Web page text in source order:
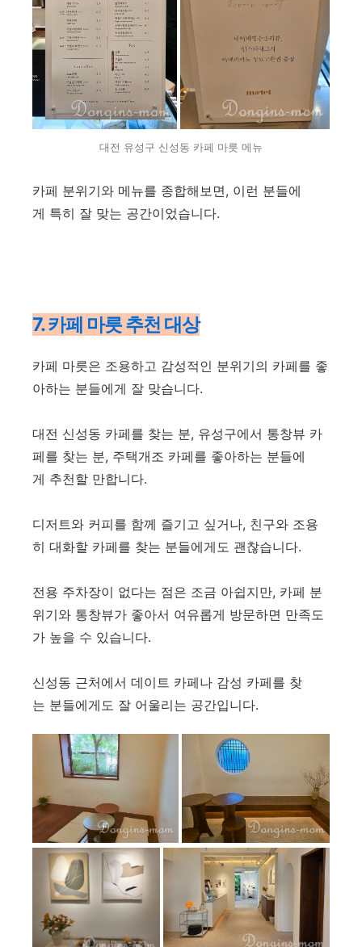
대전 유성구 신성동 카페 마릇 메뉴
카페 분위기와 메뉴를 종합해보면, 이런 분들에
게 특히 잘 맞는 공간이었습니다.
7. 카페 마릇 추천 대상
카페 마릇은 조용하고 감성적인 분위기의 카페를 좋
아하는 분들에게 잘 맞습니다.
대전 신성동 카페를 찾는 분, 유성구에서 통창뷰 카
페를 찾는 분, 주택개조 카페를 좋아하는 분들에
게 추천할 만합니다.
디저트와 커피를 함께 즐기고 싶거나, 친구와 조용
히 대화할 카페를 찾는 분들에게도 괜찮습니다.
전용 주차장이 없다는 점은 조금 아쉽지만, 카페 분
위기와 통창뷰가 좋아서 여유롭게 방문하면 만족도
가 높을 수 있습니다.
신성동 근처에서 데이트 카페나 감성 카페를 찾
는 분들에게도 잘 어울리는 공간입니다.